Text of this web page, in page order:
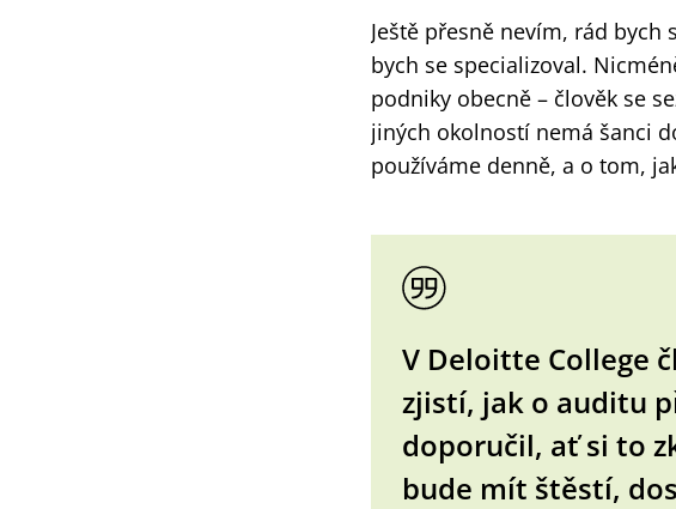
Ještě přesně nevím, rád
bych se specializoval.
podniky obecně – člověk se
jiných okolností nemá šanci
používáme denně, a o tom,
V Deloitte College
zjistí, jak o auditu
doporučil, ať si to
bude mít štěstí,